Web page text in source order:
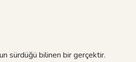
sürdüğü bilinen bir gerçektir.